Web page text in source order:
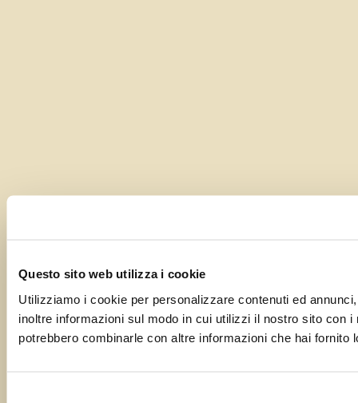
Questo sito web utilizza i cookie
Utilizziamo i cookie per personalizzare contenuti ed
inoltre informazioni sul modo in cui utilizzi il nostro sito con
potrebbero combinarle con altre informazioni che hai